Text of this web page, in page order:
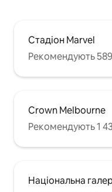
Стадіон Marvel
Рекомендують
Crown Melbourne
Рекомендують 1
Національна